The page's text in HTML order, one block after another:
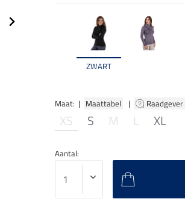
ZWART
Maat: | Maattabel | Raadgever
XS S M L XL
Aantal: